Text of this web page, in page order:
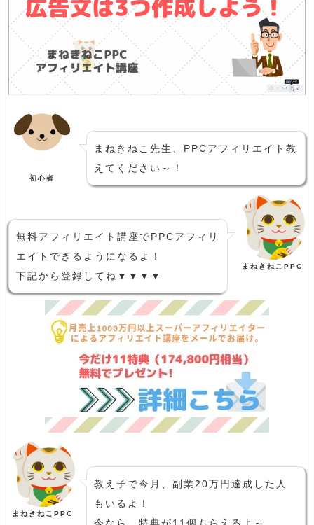
初心者
まねきねこ先生、PPCアフィリエイト教
えてください～！
無料アフィリエイト講座でPPCアフィリ
エイトできるようになるよ！
下記から登録してね▼▼▼▼
まねきねこPPC
まねきねこPPC
教え子で今月、副業20万円達成した人
もいるよ！